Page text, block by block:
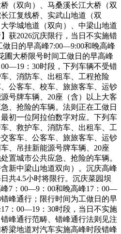
（双向）、马桑溪长江大桥（双
江复线桥、实武山地道（双
学城地道（双向）、中梁山地道
获2026沉庆限行，当日不实施错
日的早高峰7:00—9:00和晚高峰
圃大桥限号时间工做日的早高峰
：30时段，下列车辆不受错
、消防车、出租车、工程抢险
公客车、校车、旅旅客车、运钞
号牌车辆、20座（含）以上大客
、抢险的车辆。法则正在工做日
初一位阿拉伯数字对应。下列车
、救护车、消防车、出租车、工
客车、公客车、旅旅客车、运钞
、吊挂新能源号牌车辆、20座
置城市公共应急、抢险的车辆。
新中梁山地道双向）。沉庆高峰
共4.5小时将限行。沉庆菜园坝
7：00—9：00和晚高峰17：00—
峰通行；限行时间为工做日的早
：00—19：30时段，当日不实施
峰通行范畴、错峰通行法则见注
梁地道对汽车实施高峰时段错峰